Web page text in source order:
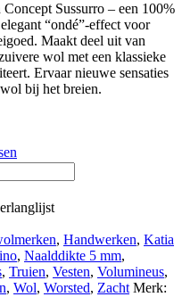
Sussurro – een 100%
“ondé”-effect voor
Maakt deel uit van
wol met een klassieke
Ervaar nieuwe sensaties
bij het breien.
, Handwerken, Katia
, Naalddikte 5 mm,
, Truien, Vesten, Volumineus,
, Wol, Worsted, Zacht Merk: